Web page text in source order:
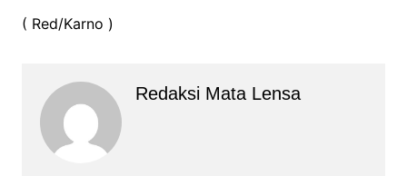
( Red/Karno )
Redaksi Mata Lensa